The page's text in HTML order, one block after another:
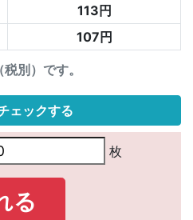
別）です。
113円
107円
ェックする
枚
る